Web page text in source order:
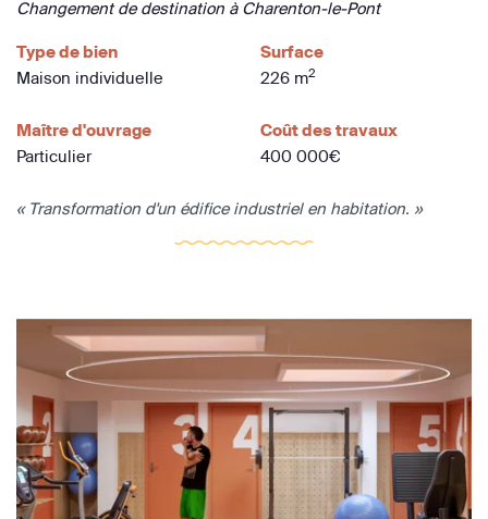
Changement de destination à Charenton-le-Pont
Type de bien
Maison individuelle
Surface
226 m2
Maître d'ouvrage
Particulier
Coût des travaux
400 000€
« Transformation d'un édifice industriel en habitation. »